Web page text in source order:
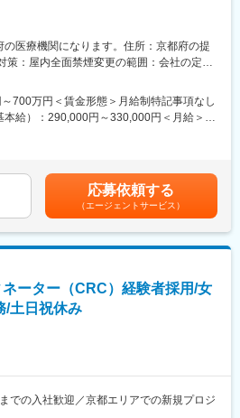
患者様をカルテから探す
てあり、PC慣れしていない方も安心してご
専門性を高める継続研修、階層別研修など
います。
境】
で通える施設をお任せする予定です。
タイム制を導入しており、社員自身が業務
て始業、就業時間を決めることができま
休暇制度や、時間単位で取得できる有給休
中時短勤務あり）、子供が3歳になるまで取
度は入社～1年経過後から取得可能。
ィネーター（CRCって何？）
で効果的かどうかを確かめるための臨床
する手続きを助けたり、治験中のデータを
はCRCの役割が非常に重要で、医療の進歩
のある仕事です。
駐しての業務となります。
で得られるスキル：
ン力：
をわかりやすく説明したり、医師や看護師
力が身に付きます。
力：
診察の予定があるため、患者さんが無理
調整する力が身につきます。
師や看護師と話す機会も多いため学ぶこと
の医療機関になります。住所：京都府の提
策：屋内全面禁煙変更の範囲：会社の定め
700万円＜賃金形態＞月給制特記事項なし
本給）：290,000円～330,000円＜月給＞
)は固定手当を含めた表記です。
応募依頼する
（エージェントサービス）
ネーター（CRC）経験者採用/女
/土日祝休み
の入社歓迎／京都エリアでの新規プロジ